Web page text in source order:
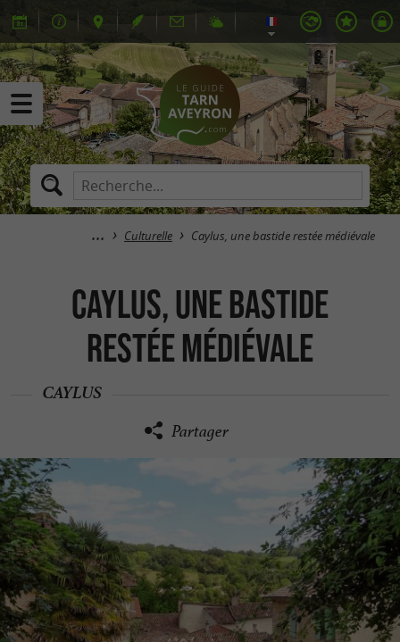
Culturelle Caylus, une bastide restée médiévale
Caylus, une bastide
restée médiévale
CAYLUS
Partager